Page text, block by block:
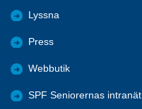
Lyssna
Press
Webbutik
SPF Seniorernas intranät